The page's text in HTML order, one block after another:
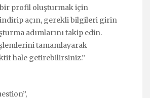
bir profil oluşturmak için
açın, gerekli bilgileri girin
adımlarını takip edin.
tamamlayarak
hale getirebilirsiniz.”